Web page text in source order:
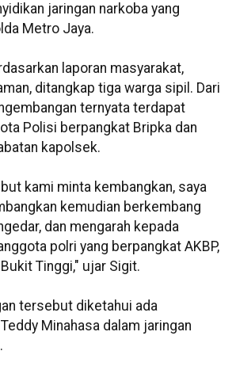
jaringan narkoba yang
Metro Jaya.
laporan masyarakat,
ditangkap tiga warga sipil. Dari
ternyata terdapat
Polisi berpangkat Bripka dan
kapolsek.
kami minta kembangkan, saya
kemudian berkembang
dan mengarah kepada
polri yang berpangkat AKBP,
Tinggi," ujar Sigit.
tersebut diketahui ada
Minahasa dalam jaringan